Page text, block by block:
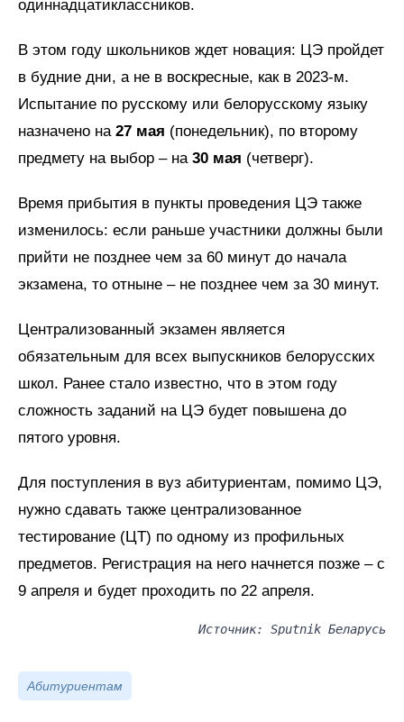
одиннадцатиклассников.
В этом году школьников ждет новация: ЦЭ пройдет
в будние дни, а не в воскресные, как в 2023-м.
Испытание по русскому или белорусскому языку
назначено на 27 мая (понедельник), по второму
предмету на выбор – на 30 мая (четверг).
Время прибытия в пункты проведения ЦЭ также
изменилось: если раньше участники должны были
прийти не позднее чем за 60 минут до начала
экзамена, то отныне – не позднее чем за 30 минут.
Централизованный экзамен является
обязательным для всех выпускников белорусских
школ. Ранее стало известно, что в этом году
сложность заданий на ЦЭ будет повышена до
пятого уровня.
Для поступления в вуз абитуриентам, помимо ЦЭ,
нужно сдавать также централизованное
тестирование (ЦТ) по одному из профильных
предметов. Регистрация на него начнется позже – с
9 апреля и будет проходить по 22 апреля.
Источник: Sputnik Беларусь
Абитуриентам